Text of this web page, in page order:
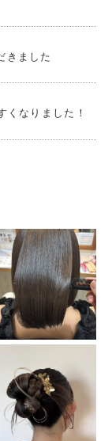
きました
くなりました！